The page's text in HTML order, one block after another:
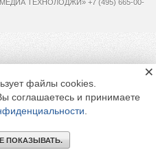
ТЕХНОЛОДЖИ» +7 (495) 665-00-
файлы cookies.
соглашаетесь и принимаете
ПОКАЗЫВАТЬ.
×